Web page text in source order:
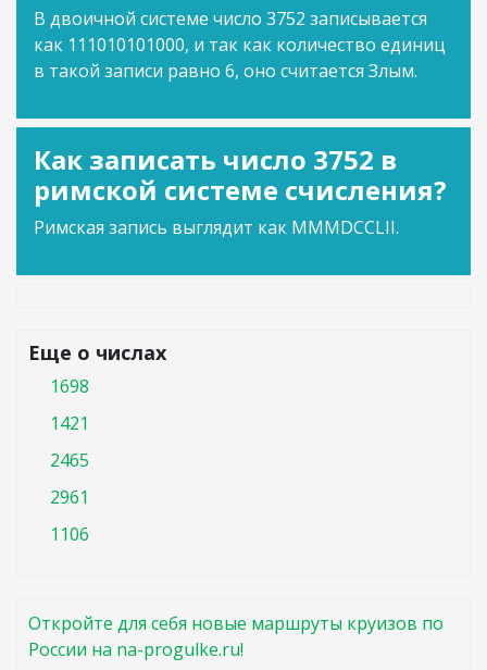
В двоичной системе число 3752 записывается
как 111010101000, и так как количество единиц
в такой записи равно 6, оно считается Злым.
Как записать число 3752 в
римской системе счисления?
Римская запись выглядит как MMMDCCLII.
Еще о числах
1698
1421
2465
2961
1106
Откройте для себя новые маршруты круизов по
России на na-progulke.ru!